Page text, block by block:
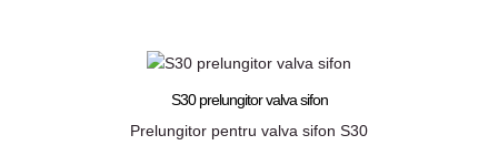
S30 prelungitor valva sifon
Prelungitor pentru valva sifon S30